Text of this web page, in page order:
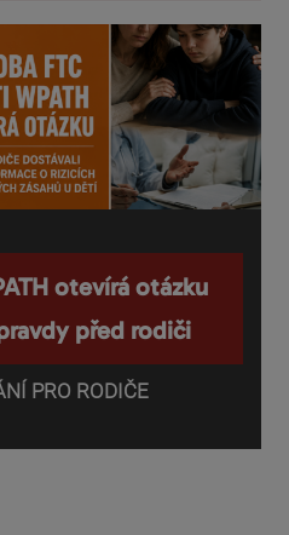
otevírá otázku
před rodiči
PRO RODIČE